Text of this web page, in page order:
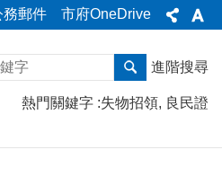
務郵件 市府OneDrive
進階搜尋
熱門關鍵字 失物招領 良民證